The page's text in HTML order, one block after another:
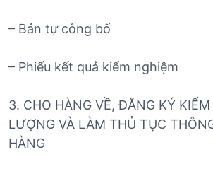
– Bản tự công bố
– Phiếu kết quả kiểm nghiệm
3. CHO HÀNG VỀ, ĐĂNG KÝ KIỂM
LƯỢNG VÀ LÀM THỦ TỤC
HÀNG